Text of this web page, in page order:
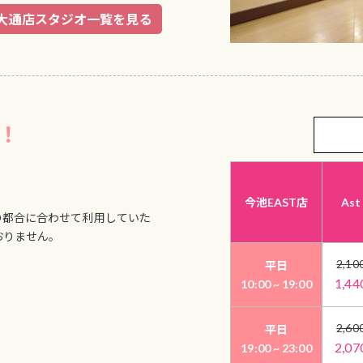
通店スタジオ一覧を見る
合に合わせて利用していた
ません。
今池EAST店 Ast
平日
10:00 ~ 19:00
平日
19:00 ~ 23:00